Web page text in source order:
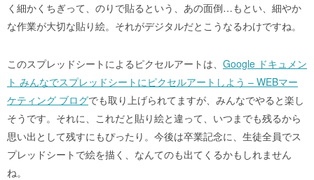
く細かくちぎって、のりで貼るという、あの面倒…もとい、細やか
な作業が大切な貼り絵。それがデジタルだとこうなるわけですね。
このスプレッドシートによるピクセルアートは、 Google ドキュメン
ト みんなでスプレッドシートにピクセルアートしよう – WEBマー
ケティング ブログでも取り上げられてますが、みんなでやると楽し
そうです。それに、これだと貼り絵と違って、いつまでも残るから
思い出として残すにもぴったり。今後は卒業記念に、生徒全員でス
プレッドシートで絵を描く、なんてのも出てくるかもしれません
ね。